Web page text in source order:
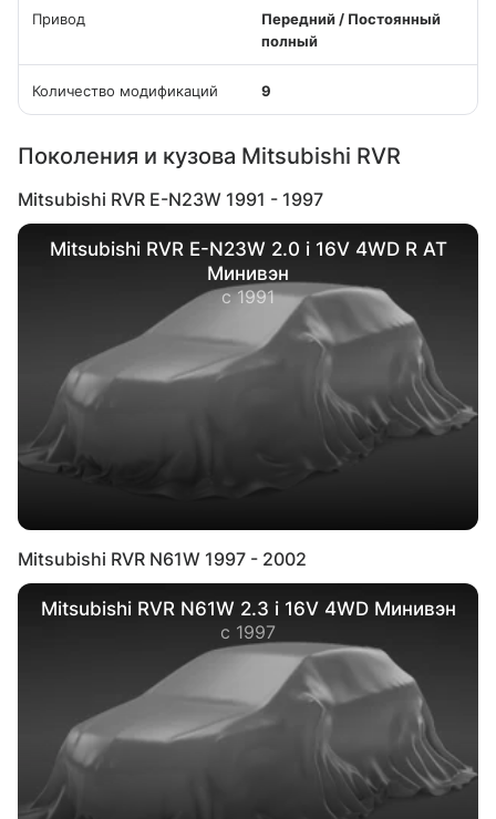
Привод
Передний / Постоянный
полный
Количество модификаций 9
Поколения и кузова Mitsubishi RVR
Mitsubishi RVR E-N23W 1991 - 1997
Mitsubishi RVR E-N23W 2.0 i 16V 4WD R AT
Минивэн
с 1991
Mitsubishi RVR N61W 1997 - 2002
Mitsubishi RVR N61W 2.3 i 16V 4WD Минивэн
с 1997